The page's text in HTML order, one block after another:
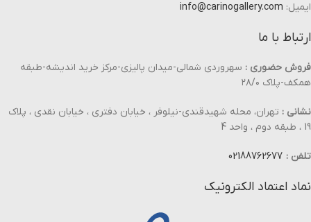
ایمیل: info@carinogallery.com
ارتباط با ما
فروش حضوری : سهروردی شمالی-میدان پالیزی-مرکز خرید اندیشه-طبقه
همکف-پلاک ۲۸/۰
نشانی : تهران، محله شهیدقندی-نیلوفر ، خیابان دفتری ، خیابان نقدی ، پلاک
19 ، طبقه دوم ، واحد 4
تلفن : 02188762677
نماد اعتماد الکترونیک